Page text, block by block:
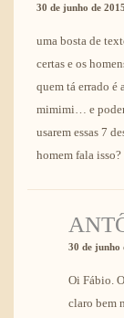
30 de junho de 2015
uma bosta de
certas e os
quem tá errado é
mimimi… e
usarem essas 7
homem fala isso?
30 de junho
Oi Fábio.
claro bem